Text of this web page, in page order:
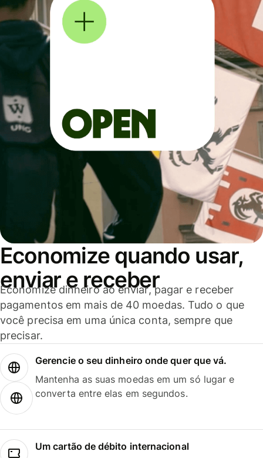
Economize quando usar,
enviar e receber
Economize dinheiro ao enviar, pagar e receber
pagamentos em mais de 40 moedas. Tudo o que
você precisa em uma única conta, sempre que
precisar.
Gerencie o seu dinheiro onde quer que vá.
Mantenha as suas moedas em um só lugar e
converta entre elas em segundos.
Um cartão de débito internacional